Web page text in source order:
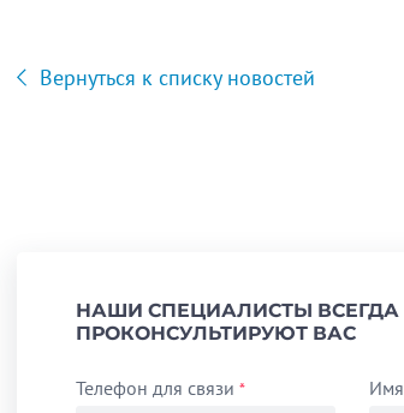
Вернуться к списку новостей
НАШИ СПЕЦИАЛИСТЫ ВСЕГДА
ПРОКОНСУЛЬТИРУЮТ ВАС
Телефон для связи * Имя